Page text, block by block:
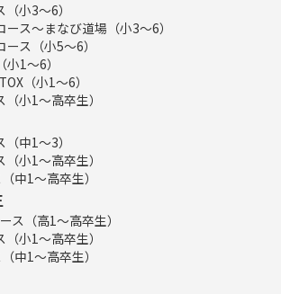
小3～6）
ス～まなび道場（小3～6）
ス（小5～6）
1～6）
（小1～6）
小1～高卒生）
中1～3）
小1～高卒生）
中1～高卒生）
ス（高1～高卒生）
小1～高卒生）
中1～高卒生）